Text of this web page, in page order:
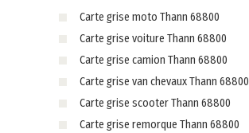
Carte grise moto Thann 68800
Carte grise voiture Thann 68800
Carte grise camion Thann 68800
Carte grise van chevaux Thann 68800
Carte grise scooter Thann 68800
Carte grise remorque Thann 68800